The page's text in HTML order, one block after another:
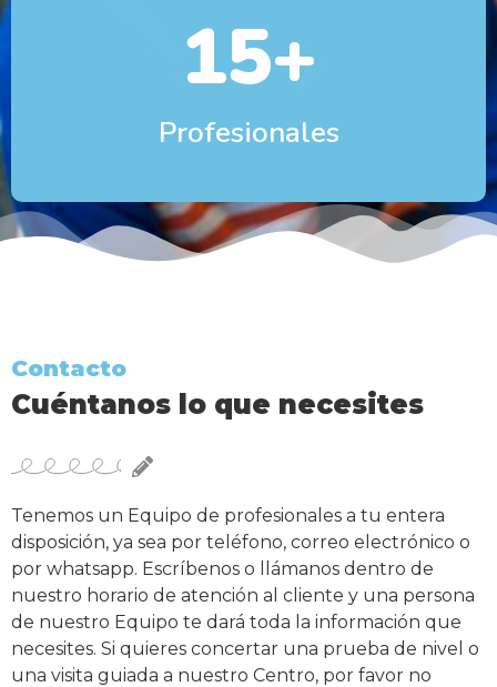
Profesionales
15+
Contacto
Cuéntanos lo que necesites
Tenemos un Equipo de profesionales a tu entera
disposición, ya sea por teléfono, correo electrónico o
por whatsapp. Escríbenos o llámanos dentro de
nuestro horario de atención al cliente y una persona
de nuestro Equipo te dará toda la información que
necesites. Si quieres concertar una prueba de nivel o
una visita guiada a nuestro Centro, por favor no